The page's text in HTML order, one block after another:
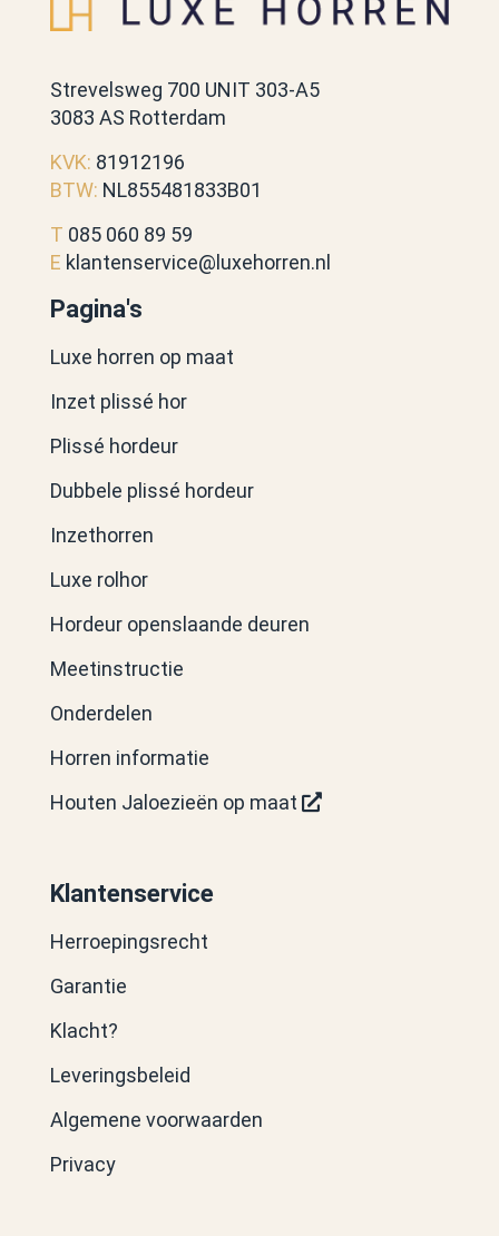
Strevelsweg 700 UNIT 303-A5
3083 AS Rotterdam
KVK: 81912196
BTW: NL855481833B01
T 085 060 89 59
E klantenservice@luxehorren.nl
Pagina's
Luxe horren op maat
Inzet plissé hor
Plissé hordeur
Dubbele plissé hordeur
Inzethorren
Luxe rolhor
Hordeur openslaande deuren
Meetinstructie
Onderdelen
Horren informatie
Houten Jaloezieën op maat
Klantenservice
Herroepingsrecht
Garantie
Klacht?
Leveringsbeleid
Algemene voorwaarden
Privacy